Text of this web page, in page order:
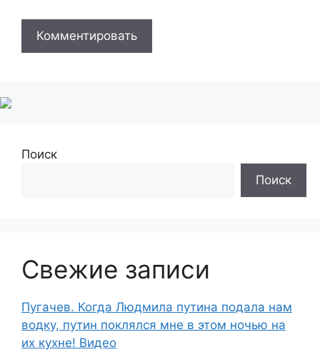
Поиск
Поиск
Свежие записи
Пугачев. Когда Людмила путина подала нам
водку, путин поклялся мне в этом ночью на
их кухне! Видео